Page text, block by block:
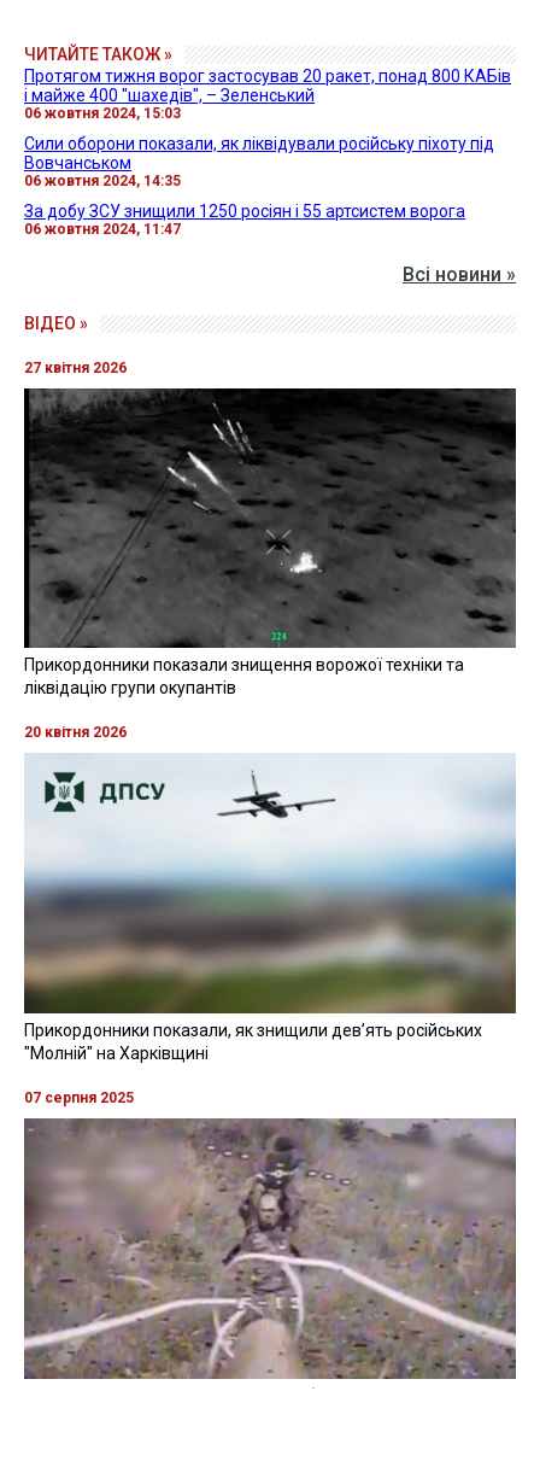
ЧИТАЙТЕ ТАКОЖ »
Протягом тижня ворог застосував 20 ракет, понад 800 КАБів
і майже 400 "шахедів", – Зеленський
06 жовтня 2024, 15:03
Сили оборони показали, як ліквідували російську піхоту під
Вовчанськом
06 жовтня 2024, 14:35
За добу ЗСУ знищили 1250 росіян і 55 артсистем ворога
06 жовтня 2024, 11:47
Всі новини »
ВІДЕО »
27 квітня 2026
Прикордонники показали знищення ворожої техніки та
ліквідацію групи окупантів
20 квітня 2026
Прикордонники показали, як знищили девʼять російських
"Молній" на Харківщині
07 серпня 2025